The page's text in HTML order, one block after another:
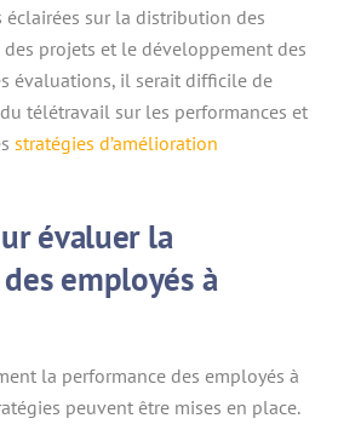
éclairées sur la distribution des
projets et le développement des
évaluations, il serait difficile de
télétravail sur les performances et
stratégies d’amélioration
évaluer la
employés à
la performance des employés à
peuvent être mises en place.